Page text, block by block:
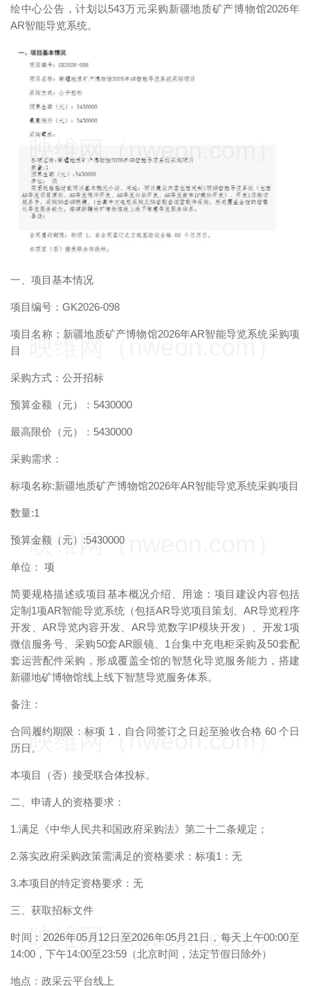
绘中心公告，计划以543万元采购新疆地质矿产博物馆2026年
AR智能导览系统。
一、项目基本情况
项目编号：GK2026-098
项目名称：新疆地质矿产博物馆2026年AR智能导览系统采购项
目
采购方式：公开招标
预算金额（元）：5430000
最高限价（元）：5430000
采购需求：
标项名称:新疆地质矿产博物馆2026年AR智能导览系统采购项目
数量:1
预算金额（元）:5430000
单位： 项
简要规格描述或项目基本概况介绍、用途：项目建设内容包括
定制1项AR智能导览系统（包括AR导览项目策划、AR导览程序
开发、AR导览内容开发、AR导览数字IP模块开发）、开发1项
微信服务号、采购50套AR眼镜、1台集中充电柜采购及50套配
套运营配件采购，形成覆盖全馆的智慧化导览服务能力，搭建
新疆地矿博物馆线上线下智慧导览服务体系。
备注：
合同履约期限：标项 1，自合同签订之日起至验收合格 60 个日
历日。
本项目（否）接受联合体投标。
二、申请人的资格要求：
1.满足《中华人民共和国政府采购法》第二十二条规定；
2.落实政府采购政策需满足的资格要求：标项1：无
3.本项目的特定资格要求：无
三、获取招标文件
时间：2026年05月12日至2026年05月21日，每天上午00:00至
14:00，下午14:00至23:59（北京时间，法定节假日除外）
地点：政采云平台线上
映维网（nweon.com）
映维网（nweon.com）
映维网（nweon.com）
映维网（nweon.com）
映维网（nweon.com）